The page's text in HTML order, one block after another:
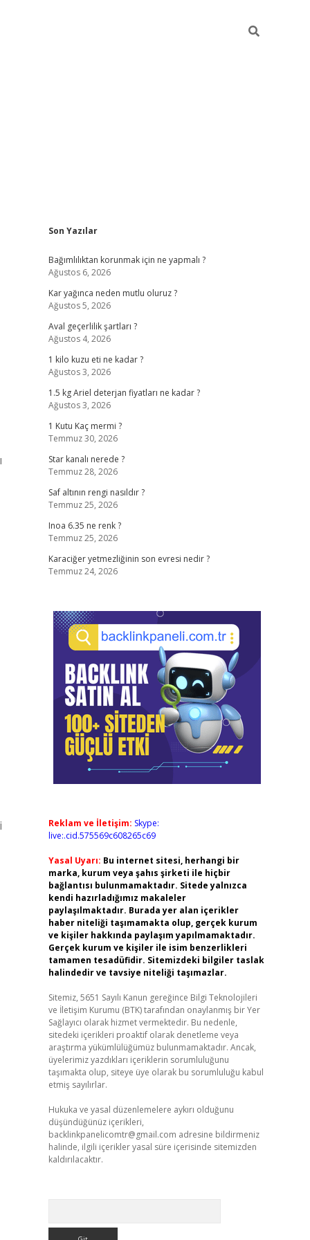
Sidebar
Son Yazılar
Bağımlılıktan korunmak için ne yapmalı ?
Ağustos 6, 2026
Kar yağınca neden mutlu oluruz ?
Ağustos 5, 2026
Aval geçerlilik şartları ?
Ağustos 4, 2026
1 kilo kuzu eti ne kadar ?
Ağustos 3, 2026
1.5 kg Ariel deterjan fiyatları ne kadar ?
Ağustos 3, 2026
1 Kutu Kaç mermi ?
Temmuz 30, 2026
Star kanalı nerede ?
Temmuz 28, 2026
Saf altının rengi nasıldır ?
Temmuz 25, 2026
Inoa 6.35 ne renk ?
Temmuz 25, 2026
Karaciğer yetmezliğinin son evresi nedir ?
Temmuz 24, 2026
Reklam ve İletişim: Skype:
live:.cid.575569c608265c69
Yasal Uyarı: Bu internet sitesi, herhangi bir
marka, kurum veya şahıs şirketi ile hiçbir
bağlantısı bulunmamaktadır. Sitede yalnızca
kendi hazırladığımız makaleler
paylaşılmaktadır. Burada yer alan içerikler
haber niteliği taşımamakta olup, gerçek kurum
ve kişiler hakkında paylaşım yapılmamaktadır.
Gerçek kurum ve kişiler ile isim benzerlikleri
tamamen tesadüfidir. Sitemizdeki bilgiler taslak
halindedir ve tavsiye niteliği taşımazlar.
Sitemiz, 5651 Sayılı Kanun gereğince Bilgi Teknolojileri
ve İletişim Kurumu (BTK) tarafından onaylanmış bir Yer
Sağlayıcı olarak hizmet vermektedir. Bu nedenle,
sitedeki içerikleri proaktif olarak denetleme veya
araştırma yükümlülüğümüz bulunmamaktadır. Ancak,
üyelerimiz yazdıkları içeriklerin sorumluluğunu
taşımakta olup, siteye üye olarak bu sorumluluğu kabul
etmiş sayılırlar.
Hukuka ve yasal düzenlemelere aykırı olduğunu
düşündüğünüz içerikleri,
backlinkpanelicomtr@gmail.com adresine bildirmeniz
halinde, ilgili içerikler yasal süre içerisinde sitemizden
kaldırılacaktır.